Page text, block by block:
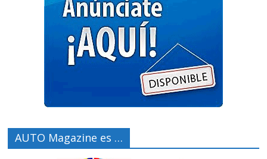
AUTO Magazine es …